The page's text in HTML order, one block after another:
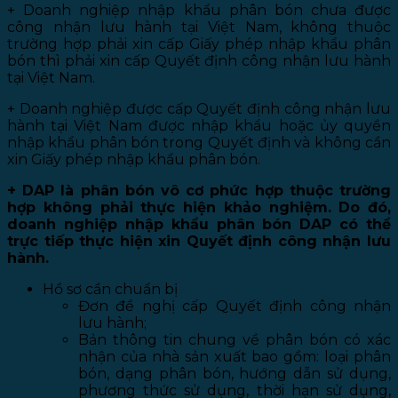
+ Doanh nghiệp nhập khẩu phân bón chưa được
công nhận lưu hành tại Việt Nam, không thuộc
trường hợp phải xin cấp Giấy phép nhập khẩu phân
bón thì phải xin cấp Quyết định công nhận lưu hành
tại Việt Nam.
+ Doanh nghiệp được cấp Quyết định công nhận lưu
hành tại Việt Nam được nhập khẩu hoặc ủy quyền
nhập khẩu phân bón trong Quyết định và không cần
xin Giấy phép nhập khẩu phân bón.
+ DAP là phân bón vô cơ phức hợp thuộc trường
hợp không phải thực hiện khảo nghiệm. Do đó,
doanh nghiệp nhập khẩu phân bón DAP có thể
trực tiếp thực hiện xin Quyết định công nhận lưu
hành.
Hồ sơ cần chuẩn bị
Đơn đề nghị cấp Quyết định công nhận
lưu hành;
Bản thông tin chung về phân bón có xác
nhận của nhà sản xuất bao gồm: loại phân
bón, dạng phân bón, hướng dẫn sử dụng,
phương thức sử dụng, thời hạn sử dụng,